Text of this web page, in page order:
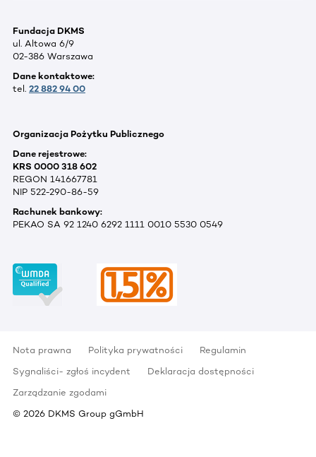
Fundacja DKMS
ul. Altowa 6/9
02-386 Warszawa
Dane kontaktowe:
tel. 22 882 94 00
Organizacja Pożytku Publicznego
Dane rejestrowe:
KRS 0000 318 602
REGON 141667781
NIP 522-290-86-59
Rachunek bankowy:
PEKAO SA 92 1240 6292 1111 0010 5530 0549
Nota prawna Polityka prywatności
Regulamin
Sygnaliści- zgłoś incydent
Deklaracja dostępności
Zarządzanie zgodami
© 2026 DKMS Group gGmbH